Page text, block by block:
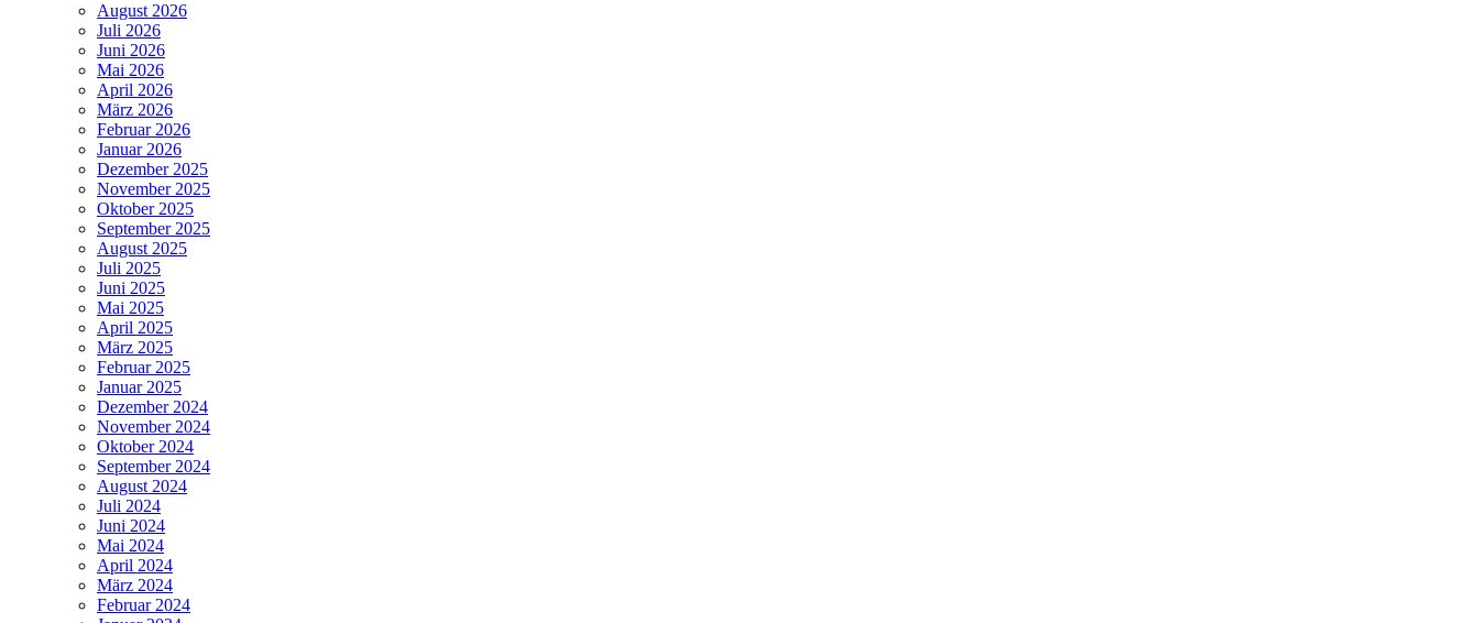
August 2026
Juli 2026
Juni 2026
Mai 2026
April 2026
März 2026
Februar 2026
Januar 2026
Dezember 2025
November 2025
Oktober 2025
September 2025
August 2025
Juli 2025
Juni 2025
Mai 2025
April 2025
März 2025
Februar 2025
Januar 2025
Dezember 2024
November 2024
Oktober 2024
September 2024
August 2024
Juli 2024
Juni 2024
Mai 2024
April 2024
März 2024
Februar 2024